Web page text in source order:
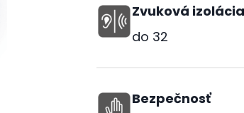
Zvuková izolácia
do 32
Bezpečnosť